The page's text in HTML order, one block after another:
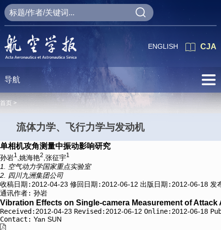
CJA
ENGLISH
导航
首页 >
流体力学、飞行力学与发动机
单相机攻角测量中振动影响研究
孙岩1 ,姚海艳2 ,张征宇1
1. 空气动力学国家重点实验室
2. 四川九洲集团公司
收稿日期: 2012-04-23 修回日期: 2012-06-12 出版日期: 2012-06-18 发
通讯作者: 孙岩
Vibration Effects on Single-camera Measurement of Attack
Received: 2012-04-23 Revised: 2012-06-12 Online: 2012-06-18
Contact: Yan SUN